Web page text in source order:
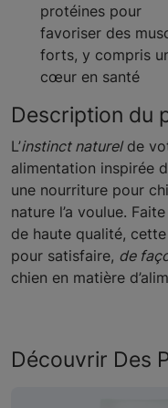
protéines pour
favoriser des
forts, y compris
cœur en santé
Description du
L’instinct naturelde
alimentation inspirée
une nourriture pour
nature l’a voulue.
de haute qualité,
pour satisfaire, de
chien en matière
Découvrir Des